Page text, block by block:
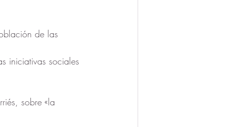
de las
iniciativas sociales
sobre «la